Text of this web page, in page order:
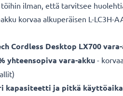
töihin ilman, että tarvitsee
korvaa alkuperäisen L-LC3H-
Cordless Desktop LX700
yhteensopiva vara-akku-
kapasiteetti ja pitkä käyttöaika